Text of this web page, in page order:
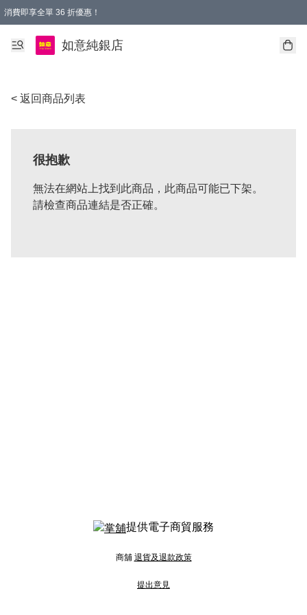
消費即享全單 36 折優惠！
購物满$50，全國包郵。Free shopping on orders over $50.
如意純銀店
< 返回商品列表
很抱歉
無法在網站上找到此商品，此商品可能已下架。
請檢查商品連結是否正確。
提供電子商貿服務
商舖 退貨及退款政策
提出意見